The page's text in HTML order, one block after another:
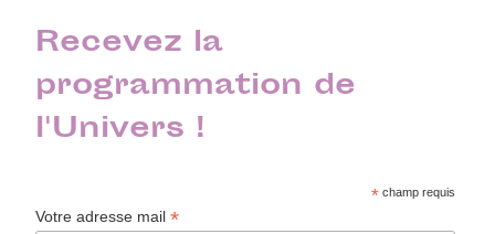
Recevez la
programmation de
l'Univers !
* champ requis
Votre adresse mail*